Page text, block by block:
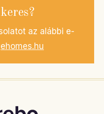
az alábbi e-